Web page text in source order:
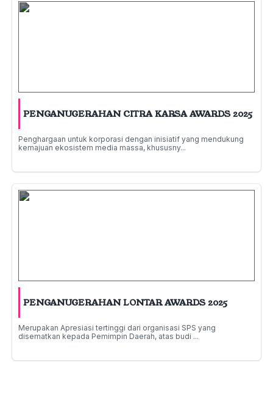
PENGANUGERAHAN CITRA KARSA AWARDS 2025
Penghargaan untuk korporasi dengan inisiatif yang mendukung
kemajuan ekosistem media massa, khususny...
PENGANUGERAHAN LONTAR AWARDS 2025
Merupakan Apresiasi tertinggi dari organisasi SPS yang
disematkan kepada Pemimpin Daerah, atas budi ...